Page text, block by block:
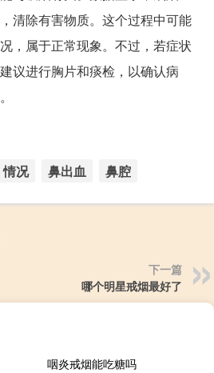
清除有害物质。这个过程中可能
，属于正常现象。不过，若症状
议进行胸片和痰检，以确认病
情况 鼻出血 鼻腔
下一篇
哪个明星戒烟最好了
咽炎戒烟能吃糖吗